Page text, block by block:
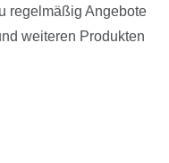
regelmäßig Angebote
weiteren Produkten